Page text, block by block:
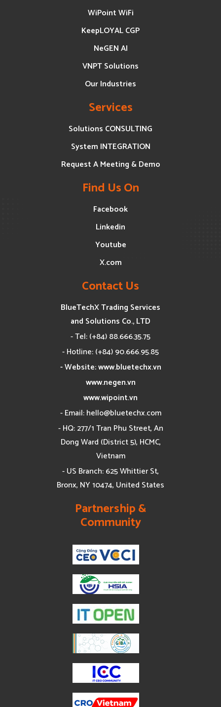
WiPoint WiFi
KeepLOYAL CGP
NeGEN AI
VNPT Solutions
Our Industries
Services
Solutions CONSULTING
System INTEGRATION
Request A Meeting & Demo
Find Us On
Facebook
Linkedin
Youtube
X.com
Contact Us
BlueTechX Trading Services
and Solutions Co., LTD
- Tel: (+84) 88.666.35.75
- Hotline: (+84) 90.666.95.85
- Website: www.bluetechx.vn
www.negen.vn
www.wipoint.vn
- Email:hello@bluetechx.com
- HQ: 277/1 Tran Phu Street, An
Dong Ward (District 5), HCMC,
Vietnam
- US Branch: 625 Whittier St,
Bronx, NY 10474, United States
Partnership &
Community